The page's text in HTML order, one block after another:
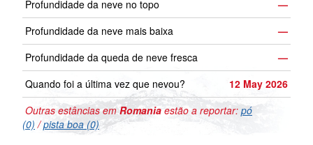
Profundidade da neve no topo
—
Profundidade da neve mais baixa
—
Profundidade da queda de neve fresca
—
Quando foi a última vez que nevou?
12 May 2026
Outras estâncias emRomania estão a reportar: pó
(0) /pista boa (0)